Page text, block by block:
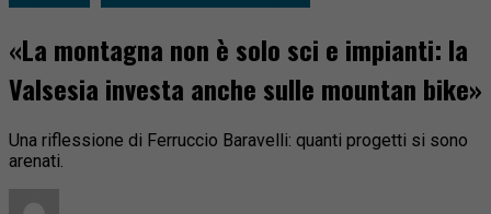
«La montagna non è solo sci e impianti: la
Valsesia investa anche sulle mountan bike»
Una riflessione di Ferruccio Baravelli: quanti progetti si sono
arenati.